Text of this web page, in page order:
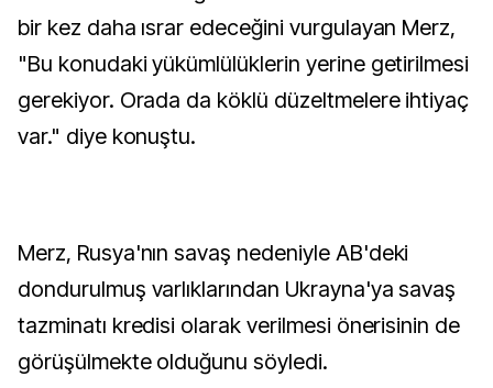
bir kez daha ısrar edeceğini vurgulayan Merz,
"Bu konudaki yükümlülüklerin yerine getirilmesi
gerekiyor. Orada da köklü düzeltmelere ihtiyaç
var." diye konuştu.
Merz, Rusya'nın savaş nedeniyle AB'deki
dondurulmuş varlıklarından Ukrayna'ya savaş
tazminatı kredisi olarak verilmesi önerisinin de
görüşülmekte olduğunu söyledi.